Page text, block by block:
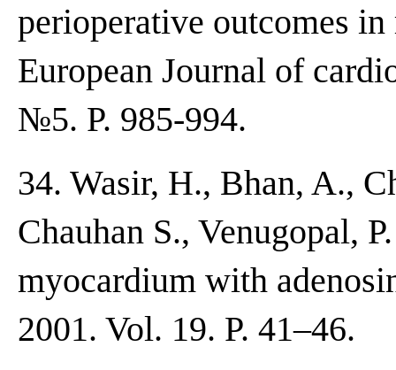
perioperative outcomes
European Journal of
№5. P. 985-994.
34. Wasir, H., Bhan, A.,
Chauhan S., Venugopal,
myocardium with
2001. Vol. 19. P. 41–46.